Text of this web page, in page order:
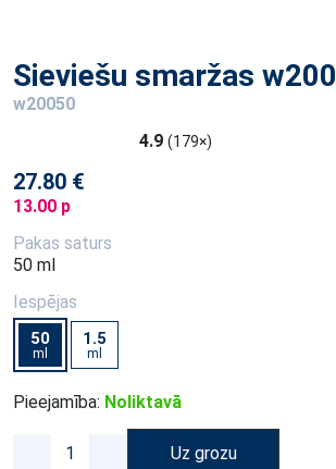
Sieviešu smaržas w200
w20050
4.9 (179×)
27.80 €
13.00 p
Pakas saturs
50 ml
Iespējas
50
ml
1.5
ml
Pieejamība: Noliktavā
Uz grozu